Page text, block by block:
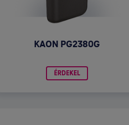
KAON PG2380G
ÉRDEKEL